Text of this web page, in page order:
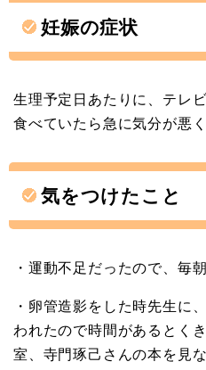
妊娠の症状
生理予定日あたりに、テレ
食べていたら急に気分が悪
気をつけたこと
・運動不足だったので、毎
・卵管造影をした時先生に
われたので時間があるとく
室、寺門琢己さんの本を見